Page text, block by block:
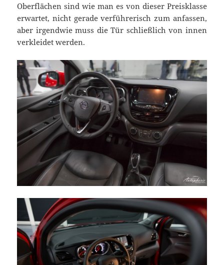
Oberflächen sind wie man es von dieser Preisklasse
erwartet, nicht gerade verführerisch zum anfassen,
aber irgendwie muss die Tür schließlich von innen
verkleidet werden.